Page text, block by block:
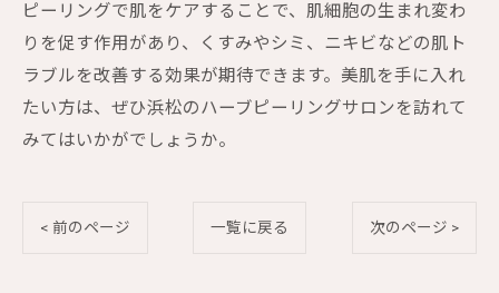
ピーリングで肌をケアすることで、肌細胞の生まれ変わ
りを促す作用があり、くすみやシミ、ニキビなどの肌ト
ラブルを改善する効果が期待できます。美肌を手に入れ
たい方は、ぜひ浜松のハーブピーリングサロンを訪れて
みてはいかがでしょうか。
< 前のページ 一覧に戻る 次のページ >